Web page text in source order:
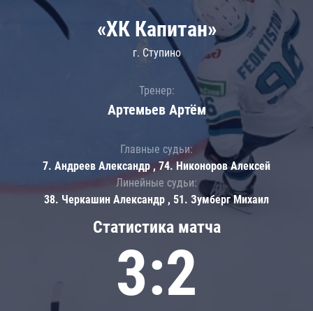
Статистика матча
3:2
«ХК Капитан»
г. Ступино
Тренер:
Артемьев Артём
Главные судьи:
7. Андреев Александр , 74. Никоноров Алексей
Линейные судьи:
38. Черкашин Александр , 51. Зумберг Михаил